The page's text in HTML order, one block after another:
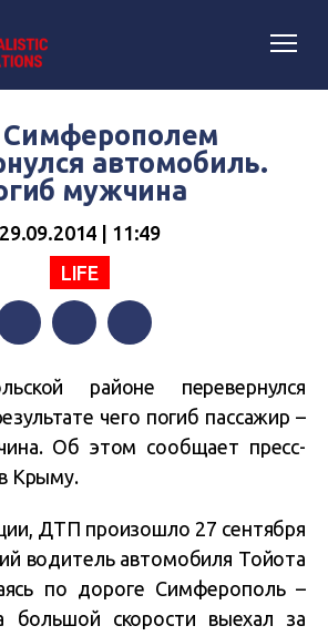
автомобиль.
мужчина
29.09.2014 | 11:49
LIFE
районе перевернулся
чего погиб пассажир –
Об этом сообщает пресс-
Крыму.
ДТП произошло 27 сентября
водитель автомобиля Тойота
по дороге Симферополь –
большой скорости выехал за